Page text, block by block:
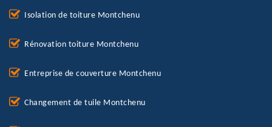
Isolation de toiture Montchenu
Rénovation toiture Montchenu
Entreprise de couverture Montchenu
Changement de tuile Montchenu